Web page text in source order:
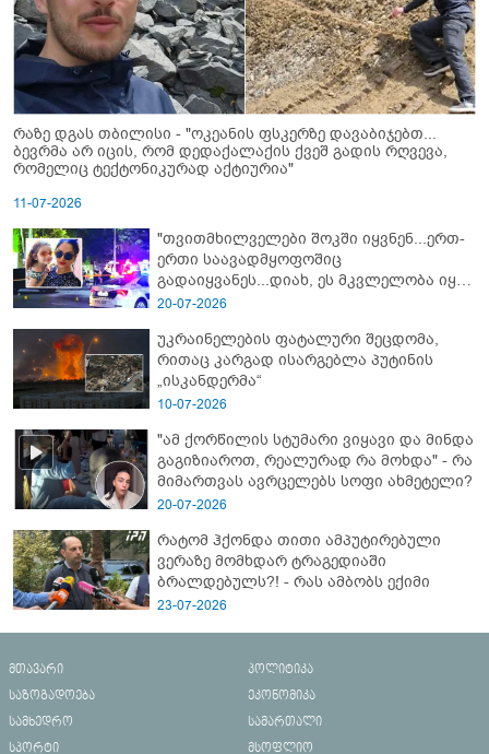
რაზე დგას თბილისი - "ოკეანის ფსკერზე დავაბიჯებთ...
ბევრმა არ იცის, რომ დედაქალაქის ქვეშ გადის რღვევა,
რომელიც ტექტონიკურად აქტიურია"
11-07-2026
"თვითმხილველები შოკში იყვნენ...ერთ-
ერთი საავადმყოფოშიც
გადაიყვანეს...დიახ, ეს მკვლელობა იყო"
- გორში დატრიალებული ტრაგედიის
20-07-2026
უკრაინელების ფატალური შეცდომა,
რითაც კარგად ისარგებლა პუტინის
„ისკანდერმა“
10-07-2026
"ამ ქორწილის სტუმარი ვიყავი და მინდა
გაგიზიაროთ, რეალურად რა მოხდა" - რა
მიმართვას ავრცელებს სოფი ახმეტელი?
20-07-2026
რატომ ჰქონდა თითი ამპუტირებული
ვერაზე მომხდარ ტრაგედიაში
ბრალდებულს?! - რას ამბობს ექიმი
23-07-2026
მთავარი
პოლიტიკა
საზოგადოება
ეკონომიკა
სამხედრო
სამართალი
სპორტი
მსოფლიო